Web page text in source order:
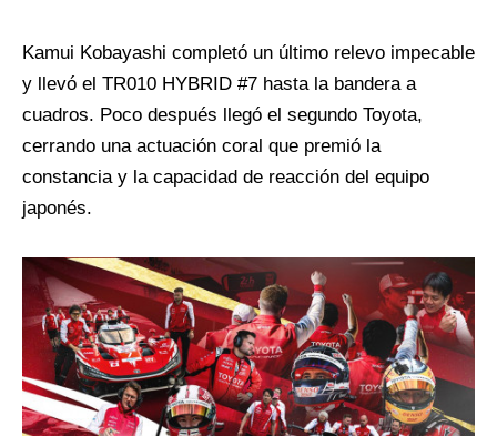
Kamui Kobayashi completó un último relevo impecable
y llevó el TR010 HYBRID #7 hasta la bandera a
cuadros. Poco después llegó el segundo Toyota,
cerrando una actuación coral que premió la
constancia y la capacidad de reacción del equipo
japonés.